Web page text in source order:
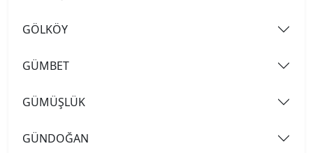
GÖLKÖY
GÜMBET
GÜMÜŞLÜK
GÜNDOĞAN